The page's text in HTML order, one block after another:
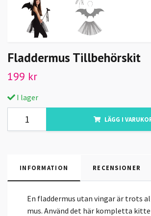
Fladdermus Tillbehörskit
199 kr
I lager
LÄGG I
INFORMATION RECENSIONER
En fladdermus utan vingar är trots
mus. Använd det här kompletta